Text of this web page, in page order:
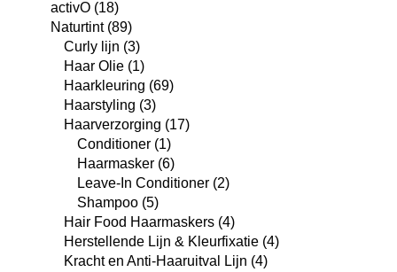
activO (18)
Naturtint (89)
Curly lijn (3)
Haar Olie (1)
Haarkleuring (69)
Haarstyling (3)
Haarverzorging (17)
Conditioner (1)
Haarmasker (6)
Leave-In Conditioner (2)
Shampoo (5)
Hair Food Haarmaskers (4)
Herstellende Lijn & Kleurfixatie (4)
Kracht en Anti-Haaruitval Lijn (4)